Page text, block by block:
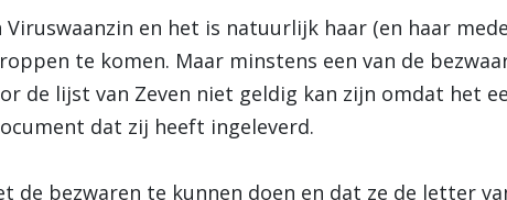
Viruswaanzin en het is natuurlijk haar (en haar
te komen. Maar minstens een van de
de lijst van Zeven niet geldig kan zijn omdat het
dat zij heeft ingeleverd.
de bezwaren te kunnen doen en dat ze de letter